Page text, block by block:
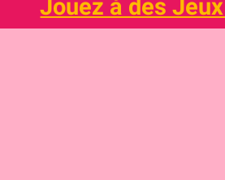
Jouez à des